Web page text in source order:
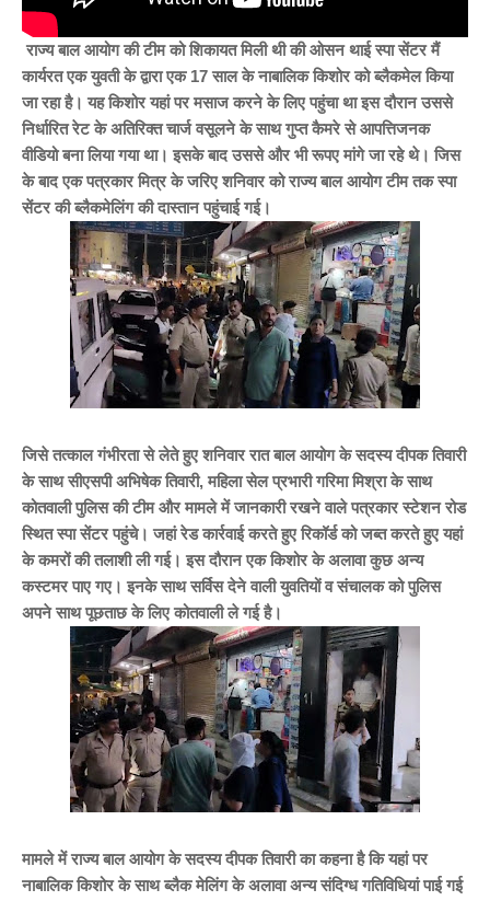
राज्य बाल आयोग की टीम को शिकायत मिली थी की ओसन थाई स्पा सेंटर मैं
कार्यरत एक युवती के द्वारा एक 17 साल के नाबालिक किशोर को ब्लैकमेल किया
जा रहा है। यह किशोर यहां पर मसाज करने के लिए पहुंचा था इस दौरान उससे
निर्धारित रेट के अतिरिक्त चार्ज वसूलने के साथ गुप्त कैमरे से आपत्तिजनक
वीडियो बना लिया गया था। इसके बाद उससे और भी रूपए मांगे जा रहे थे। जिस
के बाद एक पत्रकार मित्र के जरिए शनिवार को राज्य बाल आयोग टीम तक स्पा
सेंटर की ब्लैकमेलिंग की दास्तान पहुंचाई गई।
जिसे तत्काल गंभीरता से लेते हुए शनिवार रात बाल आयोग के सदस्य दीपक तिवारी
के साथ सीएसपी अभिषेक तिवारी, महिला सेल प्रभारी गरिमा मिश्रा के साथ
कोतवाली पुलिस की टीम और मामले में जानकारी रखने वाले पत्रकार स्टेशन रोड
स्थित स्पा सेंटर पहुंचे। जहां रेड कार्रवाई करते हुए रिकॉर्ड को जब्त करते हुए यहां
के कमरों की तलाशी ली गई। इस दौरान एक किशोर के अलावा कुछ अन्य
कस्टमर पाए गए। इनके साथ सर्विस देने वाली युवतियों व संचालक को पुलिस
अपने साथ पूछताछ के लिए कोतवाली ले गई है।
मामले में राज्य बाल आयोग के सदस्य दीपक तिवारी का कहना है कि यहां पर
नाबालिक किशोर के साथ ब्लैक मेलिंग के अलावा अन्य संदिग्ध गतिविधियां पाई गई